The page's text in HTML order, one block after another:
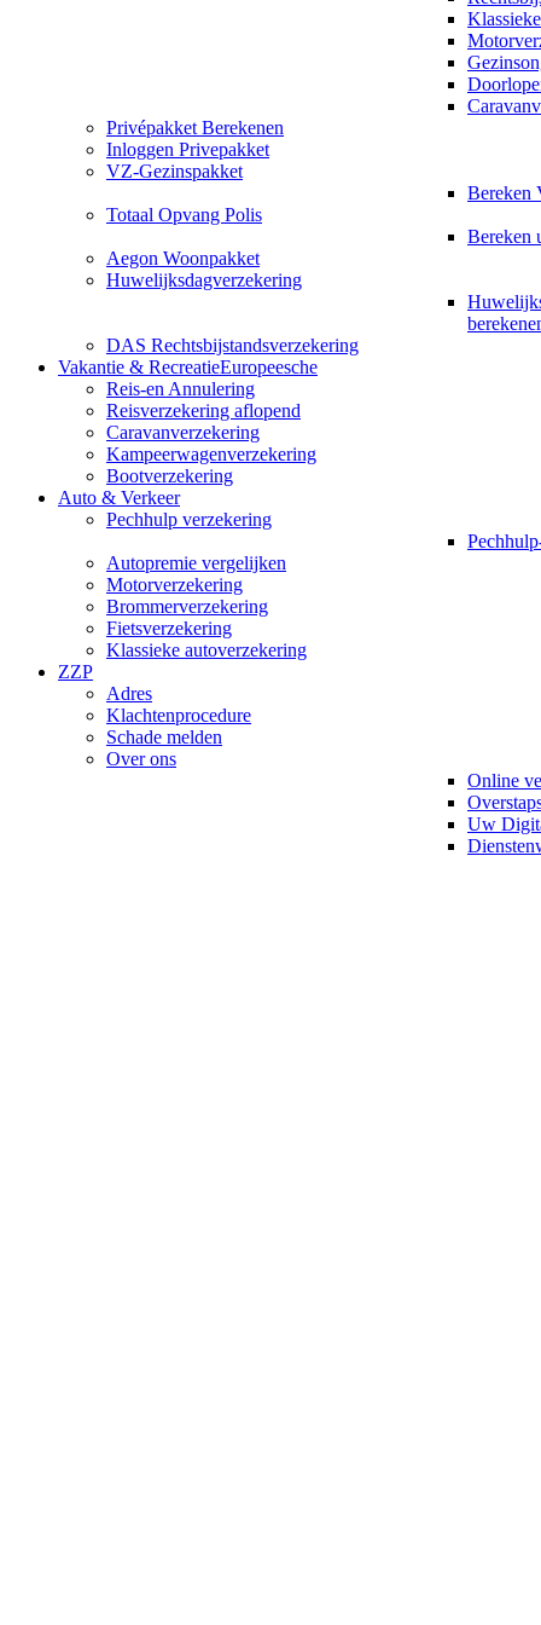
Privépakket Berekenen
Inloggen Privepakket
VZ-Gezinspakket
Bereken
Totaal Opvang Polis
Bereken
Aegon Woonpakket
Huwelijksdagverzekering
DAS Rechtsbijstandsverzekering
Vakantie & RecreatieEuropeesche
Reis-en Annulering
Reisverzekering aflopend
Caravanverzekering
Kampeerwagenverzekering
Bootverzekering
Auto & Verkeer
Pechhulp verzekering
Autopremie vergelijken
Motorverzekering
Brommerverzekering
Fietsverzekering
Klassieke autoverzekering
ZZP
Adres
Klachtenprocedure
Schade melden
Over ons
Online
Uw